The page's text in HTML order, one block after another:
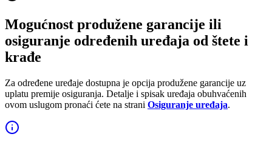
Mogućnost produžene garancije ili
osiguranje određenih uređaja od štete i
krađe
Za određene uređaje dostupna je opcija produžene garancije uz
uplatu premije osiguranja. Detalje i spisak uređaja obuhvaćenih
ovom uslugom pronaći ćete na strani Osiguranje uređaja.